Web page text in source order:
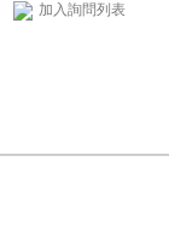
加入詢問列表